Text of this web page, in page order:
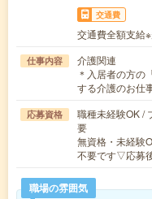
交通費
交通費全額支給
仕事内容
介護関連
＊入居者の方の
する介護のお仕
応募資格
職種未経験OK /
要
無資格・未経験
不要です▽応募
職場の雰囲気